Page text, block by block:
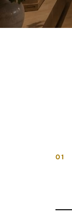
01